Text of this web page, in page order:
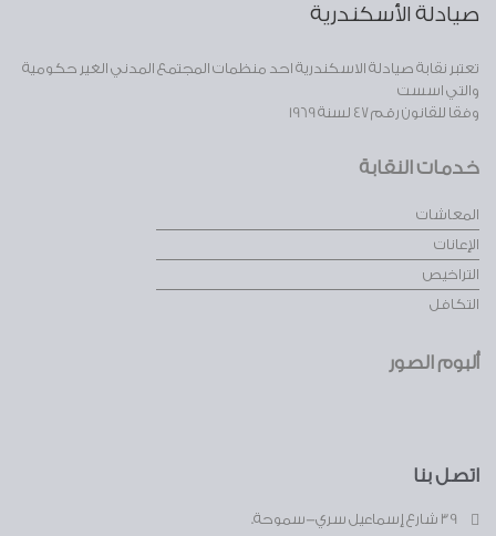
صيادلة الأسكندرية
تعتبر نقابة صيادلة الاسكندرية احد منظمات المجتمع المدني الغير حكومية
والتي اسست
وفقا للقانون رقم 47 لسنة 1969
خدمات النقابة
المعاشات
الإعانات
التراخيص
التكافل
ألبوم الصور
اتصل بنا